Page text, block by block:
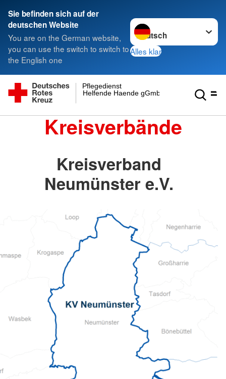
Sie befinden sich auf der
deutschen Website
You are on the German website,
you can use the switch to switch to
the English one
Sprache wechseln zu
Alles klar
Helfende Haende gGmbH
Pflegedienst
Kreisverbände
Kreisverband
Neumünster e.V.